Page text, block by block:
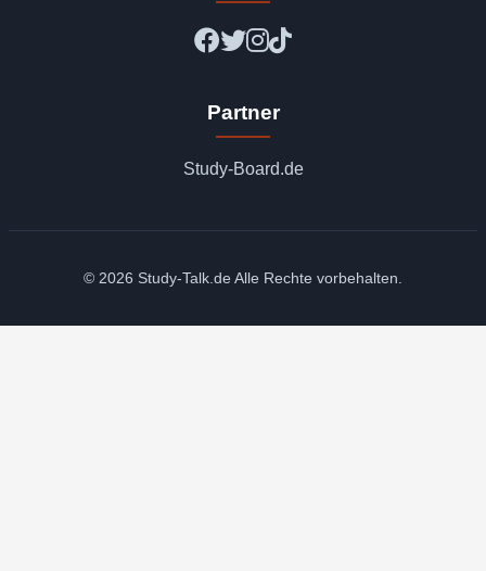
Partner
Study-Board.de
© 2026 Study-Talk.de Alle Rechte vorbehalten.